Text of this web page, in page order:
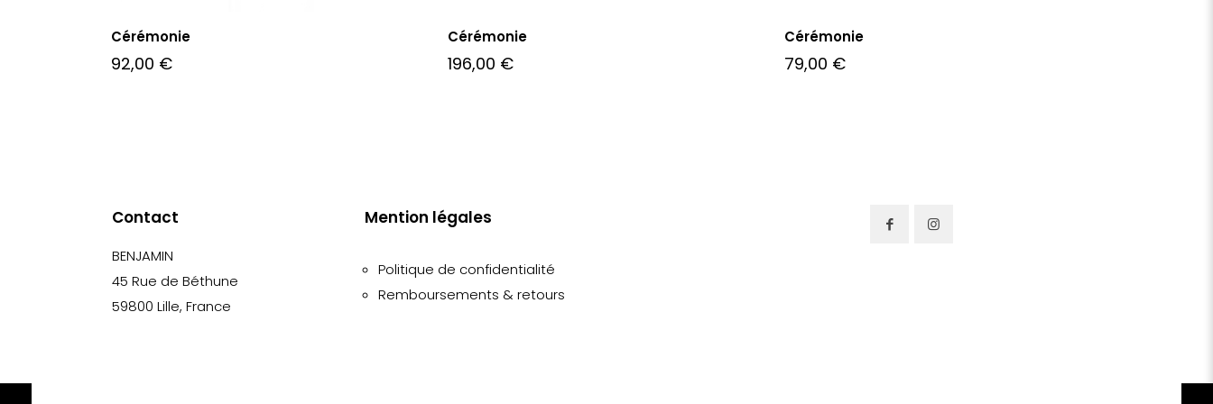
Cérémonie
92,00 €
Cérémonie
196,00 €
Cérémonie
79,00 €
Contact
BENJAMIN
45 Rue de Béthune
59800 Lille, France
Mention légales
Politique de confidentialité
Remboursements & retours